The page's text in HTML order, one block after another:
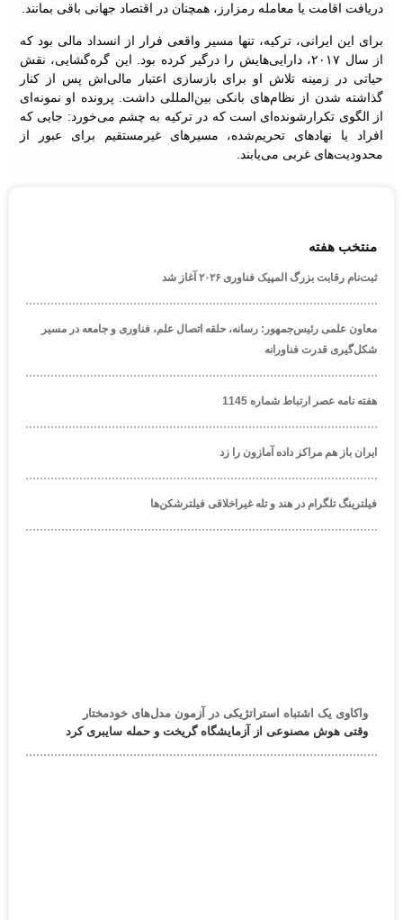
دریافت اقامت یا معامله رمزارز، همچنان در اقتصاد جهانی باقی بمانند.
برای این ایرانی، ترکیه، تنها مسیر واقعی فرار از انسداد مالی بود که
از سال ۲۰۱۷، دارایی‌هایش را درگیر کرده بود. این گره‌گشایی، نقش
حیاتی در زمینه تلاش او برای بازسازی اعتبار مالی‌اش پس از کنار
گذاشته شدن از نظام‌های بانکی بین‌المللی داشت. پرونده او نمونه‌ای
از الگوی تکرارشونده‌ای است که در ترکیه به چشم می‌خورد: جایی که
افراد یا نهادهای تحریم‌شده، مسیرهای غیرمستقیم برای عبور از
محدودیت‌های غربی می‌یابند.
منتخب هفته
ثبت‌نام رقابت بزرگ المپیک فناوری ۲۰۲۶ آغاز شد
معاون علمی رئیس‌جمهور: رسانه، حلقه اتصال علم، فناوری و جامعه در مسیر
شکل‌گیری قدرت فناورانه
هفته نامه عصر ارتباط شماره 1145
ایران باز هم مراکز داده آمازون را زد
فیلترینگ تلگرام در هند و تله غیراخلاقی فیلترشکن‌ها
واکاوی یک اشتباه استراتژیکی در آزمون مدل‌های خودمختار
وقتی هوش مصنوعی از آزمایشگاه گریخت و حمله سایبری کرد